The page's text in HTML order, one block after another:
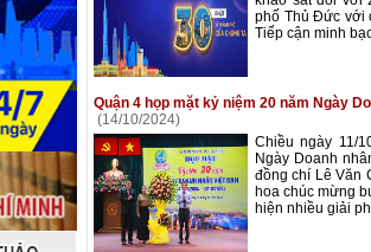
phố Thủ Đức với
Tiếp cận minh
Quận 4 họp mặt kỷ niệm 20 năm Ngày
(14/10/2024)
Chiều ngày 11/
Ngày Doanh
đồng chí Lê Văn
hoa chúc mừng
hiện nhiều giải